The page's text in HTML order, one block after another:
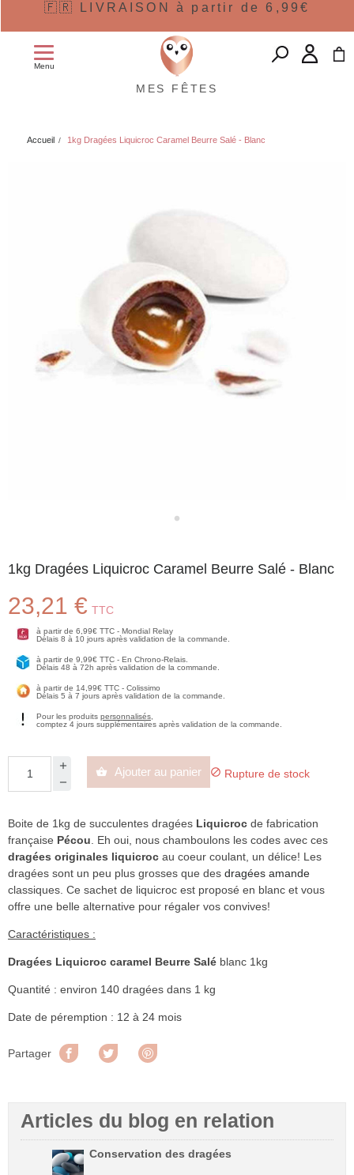
🇫🇷 LIVRAISON à partir de 6,99€
Menu
MES FÊTES
Accueil 1kg Dragées Liquicroc Caramel Beurre Salé - Blanc
1kg Dragées Liquicroc Caramel Beurre Salé - Blanc
23,21 € TTC
à partir de 6,99€ TTC - Mondial Relay
Délais 8 à 10 jours après validation de la commande.
à partir de 9,99€ TTC - En Chrono-Relais.
Délais 48 à 72h après validation de la commande.
à partir de 14,99€ TTC - Colissimo
Délais 5 à 7 jours après validation de la commande.
Pour les produits personnalisés
comptez 4 jours supplémentaires après validation de la commande.
 Ajouter au panier  Rupture de stock
Boite de 1kg de succulentes dragées Liquicroc de fabrication
française Pécou . Eh oui, nous chamboulons les codes avec ces
dragées originales liquicroc au coeur coulant, un délice! Les
dragées sont un peu plus grosses que des dragées amande
classiques. Ce sachet de liquicroc est proposé en blanc et vous
offre une belle alternative pour régaler vos convives!
Caractéristiques :
Dragées Liquicroc caramel Beurre Salé blanc 1kg
Quantité : environ 140 dragées dans 1 kg
Date de péremption : 12 à 24 mois
Partager Partager Tweet
Articles du blog en relation
Conservation des dragées